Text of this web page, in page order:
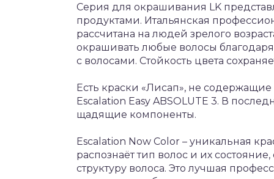
Серия для окрашивания LK
продуктами. Итальянская
рассчитана на людей зрелого
окрашивать любые волосы
с волосами. Стойкость цвета
Есть краски «Лисап», не
Escalation Easy ABSOLUTE 3. В
щадящие компоненты.
Escalation Now Color – уникальная
распознаёт тип волос и их
структуру волоса. Это лучшая